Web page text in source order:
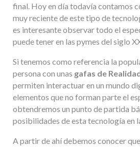
final. Hoy en día todavía contamos
muy reciente de este tipo de
es interesante observar todo el
puede tener en las pymes del siglo
Si tenemos como referencia la
persona con unas gafas de
permiten interactuar en un mundo
elementos que no forman parte el
obtendremos un punto de partida
posibilidades de esta tecnología en
A partir de ahí debemos conocer